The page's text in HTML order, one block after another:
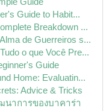
Guide to Habit...
Breakdown ...
de Guerreiros s...
o que Você Pre...
Guide
Home: Evaluatin...
Advice & Tricks
นาการของบาคาร่า